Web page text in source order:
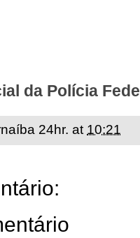
da Polícia
24hr. at 10:21